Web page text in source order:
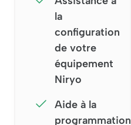
la
configuration
de votre
équipement
Niryo
Aide à la
programmation